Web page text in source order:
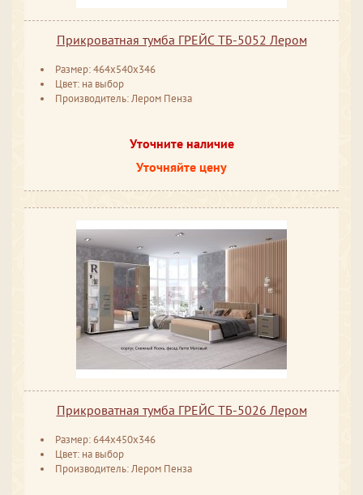
Прикроватная тумба ГРЕЙС ТБ-5052 Лером
Размер: 464х540х346
Цвет: на выбор
Производитель: Лером Пенза
Уточните наличие
Уточняйте цену
Прикроватная тумба ГРЕЙС ТБ-5026 Лером
Размер: 644х450х346
Цвет: на выбор
Производитель: Лером Пенза